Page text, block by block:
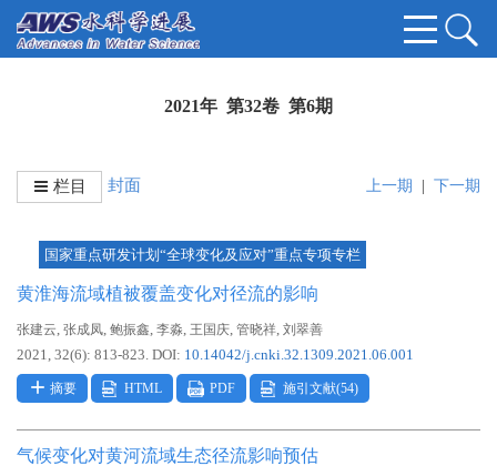
2021年 第32卷 第6期
上一期 下一期
栏目 封面
国家重点研发计划“全球变化及应对”重点专项专栏
黄淮海流域植被覆盖变化对径流的影响
张建云, 张成凤, 鲍振鑫, 李淼, 王国庆, 管晓祥, 刘翠善
2021, 32(6): 813-823. DOI: 10.14042/j.cnki.32.1309.2021.06.001
摘要 HTML PDF 施引文献(54)
气候变化对黄河流域生态径流影响预估